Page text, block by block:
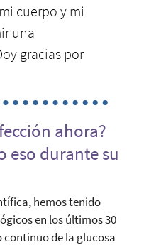
cuerpo y mi
una
gracias por
ahora?
eso durante su
hemos tenido
en los últimos 30
continuo de la glucosa